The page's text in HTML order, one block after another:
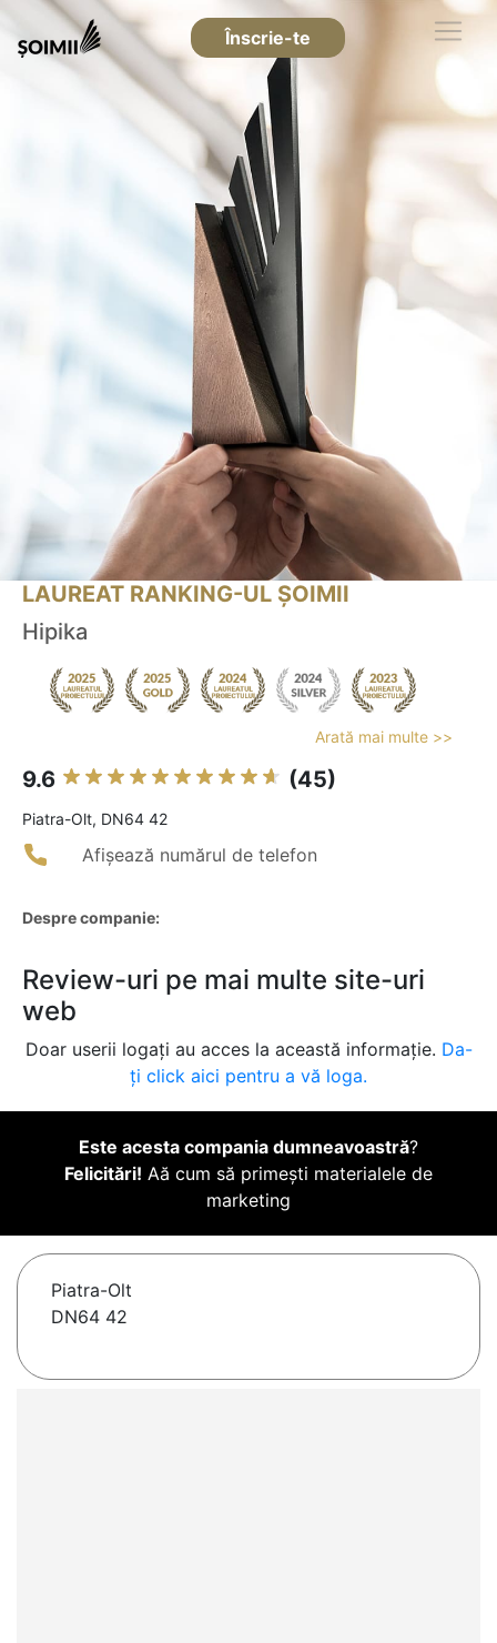
Înscrie-te
LAUREAT RANKING-UL ȘOIMII
Hipika
Arată mai multe >>
9.6 (45)
Piatra-Olt, DN64 42
Afișează numărul de telefon
Despre companie:
Review-uri pe mai multe site-uri
web
Doar userii logați au acces la această informație. Da-
ți click aici pentru a vă loga.
Este acesta compania dumneavoastră?
Felicitări! Aă cum să primești materialele de
marketing
Piatra-Olt
DN64 42